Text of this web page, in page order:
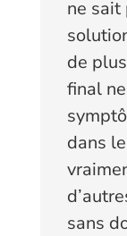
ne sait
de
final
dans
sans